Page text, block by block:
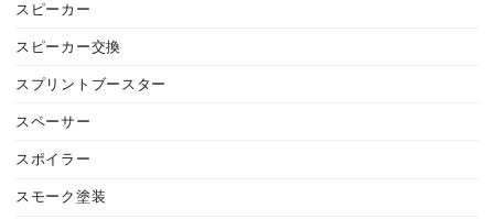
スピーカー
スピーカー交換
スプリントブースター
スペーサー
スポイラー
スモーク塗装